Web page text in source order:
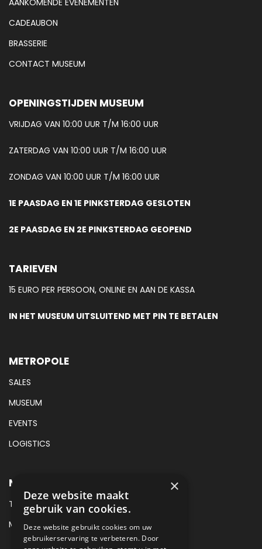
CADEAUBON
BRASSERIE
CONTACT MUSEUM
OPENINGSTIJDEN MUSEUM
VRIJDAG VAN 10:00 UUR T/M 16:00 UUR
ZATERDAG VAN 10:00 UUR T/M 16:00 UUR
ZONDAG VAN 10:00 UUR T/M 16:00 UUR
1E PAASDAG EN 1E PINKSTERDAG GESLOTEN
2E PAASDAG EN 2E PINKSTERDAG GEOPEND
TARIEVEN
15 EURO PER PERSOON, ONLINE EN AAN DE KASSA
IN HET MUSEUM UITSLUITEND MET PIN TE BETALEN
METROPOLE
SALES
MUSEUM
EVENTS
LOGISTICS
METROPOLE MUSEUM CONTACT
TEL:
+31 (0) 88 425 94 00
MAIL:MUSEUM@METROPOLE.NL
×
Deze website maakt
gebruik van cookies.
Deze website gebruikt cookies om uw
gebruikerservaring te verbeteren. Door